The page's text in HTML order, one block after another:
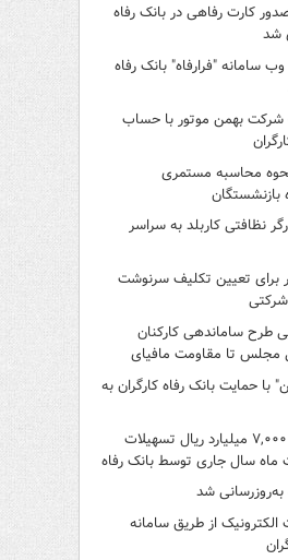
کارت رفاهی در بانک رفاه
شد
سامانه "فرارفاه" بانک رفاه
بهمن موتور با حساب
نحوه محاسبه مستمری
نظافتی کاربلد به سراسر
برای تعیین تکلیف سرنوشت
طرح ساماندهی کارکنان
مجلس تا مقاومت مافیای
با حمایت بانک رفاه کارگران به
پرداخت بیش از ۷,۰۰۰ میلیارد ریال تسهیلات
ماه سال جاری توسط بانک رفاه
به‌روزرسانی شد
الکترونیک از طریق سامانه